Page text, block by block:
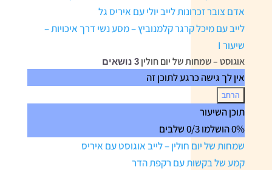
בחודשי
אדם צובר זכרונות לייב יולי עם איריס גל
לייב עם מיכל קרגר קלמנוביץ – מסע נשי דרך איכויות –
שיעור I
אוגוסט – שמחות של יום חולין 3 נושאים
אין לך גישה כרגע לתוכן זה
הרחב
אוגוסט
–
שמחות
של
יום
חולין
תוכן השיעור
0% הושלמו
0/3 שלבים
שמחות של יום חולין – לייב אוגוסט עם איריס
קמע של בקשות עם רקפת הדר